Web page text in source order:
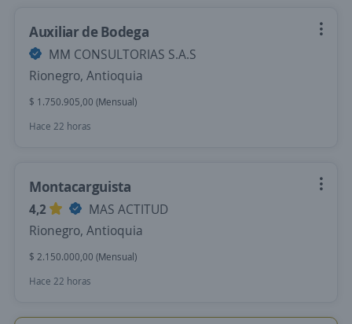
Auxiliar de Bodega
MM CONSULTORIAS S.A.S
Rionegro, Antioquia
$ 1.750.905,00 (Mensual)
Hace 22 horas
Montacarguista
4,2
MAS ACTITUD
Rionegro, Antioquia
$ 2.150.000,00 (Mensual)
Hace 22 horas